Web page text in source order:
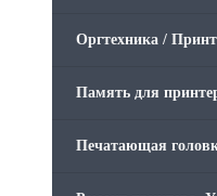
Оргтехника /
Память для
Печатающая